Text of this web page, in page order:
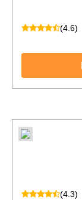
(4.6)
(4.3)